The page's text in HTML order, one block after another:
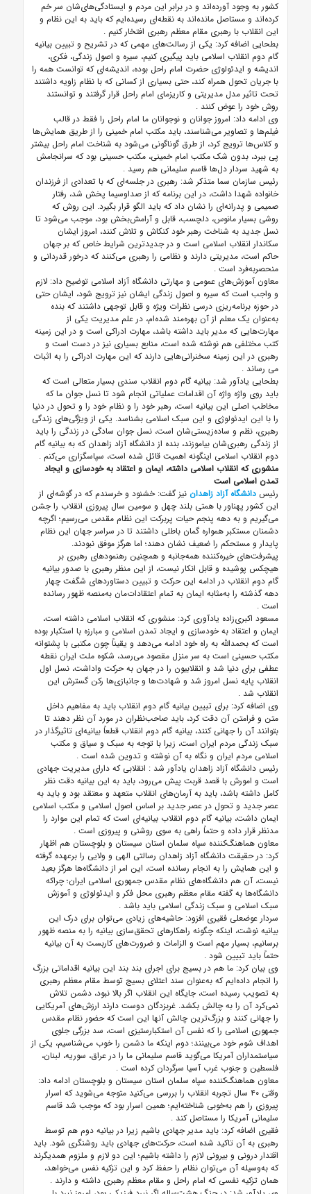
کشور به وجود آورده‌اند و در برابر این مردم و ایستادگی‌های‌شان سر خم
کرده‌اند و مستاصل مانده‌اند به نقطه‌ای رسیده‌ایم که باید به این نظام و
این انقلاب با رهبری مقام معظم رهبری افتخار کنیم .
بطحایی اضافه کرد: یکی از رسالت‌های مهمی که در تشریح و تبیین بیانیه
گام دوم انقلاب اسلامی باید پیگیری کنیم، سیره و اصول زندگی، فکری،
اندیشه و ایدئولوژی حضرت امام راحل بوده، اندیشه‌ای که توانست همه را
با جریان تحول همراه کند، حتی بسیاری از کسانی که با نظام زاویه داشتند
تحت تاثیر مدل مدیریتی و کاریزمای امام راحل قرار گرفتند و توانستند
روش خود را عوض کنند .
وی ادامه داد: امروز جوانان و نوجوانان ما امام راحل را فقط در قالب
فیلم‌ها و تصاویر می‌شناسند، باید مکتب امام خمینی را از طریق همایش‌ها
و کلاس‌ها ترویج کرد، از طرق گوناگونی می‌شود به شناخت امام راحل بیشتر
پی ببرد، بدون شک مکتب امام خمینی، مکتب حسینی بود که سرانجامش
به شهید سردار دل‌ها قاسم سلیمانی هم رسید .
رئیس سازمان سما متذکر شد: رهبری در جلسه‌ای که با تعدادی از فرزندان
خانواده شهدا داشت، در این برنامه که از صداوسیما پخش شد، رفتار
صمیمی و پدرانه‌ای را نشان داد که باید الگو قرار بگیرد. این روش که
روشی بسیار مانوس، دلچسب، قابل و آرامش‌بخش بود، موجب می‌شود تا
نسل جدید به شناخت رهبر خود کنکاش و تلاش کنند، امروز ایشان
سکاندار انقلاب اسلامی است و در جدیدترین شرایط خاص که بر جهان
حاکم است، مدیریتی دارند و نظامی را رهبری می‌کنند که درخور قدردانی و
منحصربه‌فرد است .
معاون آموزش‌های عمومی و مهارتی دانشگاه آزاد اسلامی توضیح داد: لازم
و واجب است که سیره و اصول زندگی ایشان نیز ترویج شود، ایشان حتی
در حوزه برنامه‌ریزی درسی نظرات ویژه و قابل توجهی داشتند که بنده
به‌عنوان یک معلم از آن بهره‌مند شده‌ام، در علم مدیریت یکی از
مهارت‌هایی که مدیر باید داشته باشد، مهارت ادراکی است و در این زمینه
کتب مختلفی هم نوشته شده است، منابع بسیاری نیز در دست است و
رهبری در این زمینه سخنرانی‌هایی دارند که این مهارت ادراکی را به اثبات
می رساند .
بطحایی یادآور شد: بیانیه گام دوم انقلاب سندی بسیار متعالی است که
باید روی واژه واژه آن اقدامات عملیاتی انجام شود تا نسل جوان ما که
مخاطب اصلی این بیانیه است، رهبر خود را و نظام خود را و تحول در دنیا
را با این ایدئولوژی و این سبک اسلامی بشناسد. یکی از ویژگی‌های زندگی
رهبری، نظم و ساده‌زیستی‌شان است، نسل جوان سادگی در زندگی را باید
از زندگی رهبری‌شان بیاموزند، بنده از دانشگاه آزاد زاهدان که به بیانیه گام
دوم انقلاب اسلامی اینگونه اهمیت قائل شده است، سپاسگزاری می‌کنم .
منشوری که انقلاب اسلامی داشته، ایمان و اعتقاد به خودسازی و ایجاد
تمدن اسلامی است
رئیس دانشگاه آزاد زاهدان نیز گفت: خشنود و خرسندم که در گوشه‌ای از
این کشور پهناور با همتی بلند چهل و سومین سال پیروزی انقلاب را جشن
می‌گیریم و به دهه پنجم حیات پربرکت این نظام مقدس می‌رسیم؛ اگرچه
دشمنان مستکبر همواره گمان باطلی داشتند تا در سراسر جهان این نظام
پایدار و مستحکم را ضعیف نشان دهند؛ اما هرگز موفق نبودند.
پیشرفت‌های خیره‌کننده همه‌جانبه و همچنین رهنمودهای رهبری بر
هیچکس پوشیده و قابل انکار نیست، از این منظر رهبری با صدور بیانیه
گام دوم انقلاب در ادامه این حرکت و تبیین دستاوردهای شگفت چهار
دهه گذشته را به‌مثابه ایمان به تمام اعتقادات‌مان به‌منصه ظهور رسانده
است .
مسعود اکبری‌زاده یادآوری کرد: منشوری که انقلاب اسلامی داشته است،
ایمان و اعتقاد به خودسازی و ایجاد تمدن اسلامی و مبارزه با استکبار بوده
است که بحمدالله به راه خود ادامه می‌دهد و یقیناً چون مکتبی با پشتوانه
مکتب حسینی است به سر منزل مقصود می‌رسد، شکوه ملت ایران نقطه
عطفی برای دنیا شد و انقلابیون را در جهان به حرکت واداشت، نسل اول
انقلاب پایه نسل امروز شد و شهادت‌ها و جانبازی‌ها رکن گسترش این
انقلاب شد .
وی اضافه کرد: برای تبیین بیانیه گام دوم انقلاب باید به مفاهیم داخل
متن و فرامتن آن دقت کرد، باید صاحب‌نظران در مورد آن نظر دهند تا
بتوانند آن را جهانی کنند، بیانیه گام دوم انقلاب قطعاً بیانیه‌ای تاثیرگذار در
سبک زندگی مردم ایران است، زیرا با توجه به سبک و سیاق و مکتب
اسلامی مردم ایران و نگاه به آن نوشته و تدوین شده است .
رئیس دانشگاه آزاد زاهدان یادآور شد : انقلابی که دارای مدیریت جهادی
است و امورش با قصد قربت پیش می‌رود، باید به این بیانیه دقت نظر
کامل داشته باشد، باید به آرمان‌های انقلاب متعهد و معتقد بود و باید به
عصر جدید و تحول در عصر جدید بر اساس اصول اسلامی و مکتب اسلامی
ایمان داشت، بیانیه گام دوم انقلاب بیانیه‌ای است که تمام این موارد را
مدنظر قرار داده و حتماً راهی به سوی روشنی و پیروزی است .
معاون هماهنگ‌کننده سپاه سلمان استان سیستان و بلوچستان هم اظهار
کرد: در حقیقت دانشگاه آزاد زاهدان رسالتی الهی و ولایی را برعهده گرفته
و این همایش را به انجام رسانده است، این امر از دانشگاه‌ها هرگز بعید
نیست، آن هم دانشگاه‌های نظام مقدس جمهوری اسلامی ایران؛ چراکه
دانشگاه‌ها به گفته مقام معظم رهبری محل فکر و ایدئولوژی و آموزش
سبک اسلامی و سبک زندگی اسلامی باید باشد .
سردار عوضعلی فقیری افزود: حاشیه‌های زیادی می‌توان برای درک این
بیانیه نوشت، اینکه چگونه راهکارهای تحقق‌سازی بیانیه را به منصه ظهور
برسانیم، بسیار مهم است و الزامات و ضرورت‌های کاربست به آن بیانیه
حتماً باید تبیین شود .
وی بیان کرد: ما هم در بسیج برای اجرای بند بند این بیانیه اقداماتی بزرگ
را انجام داده‌ایم که به‌عنوان سند اعتلای بسیج توسط مقام معظم رهبری
به تصویب رسیده است، جایگاه این انقلاب اگر بالا نبود، دشمن تلاش
نمی‌کرد آن را به چالش بکشد. غربزدگان دوست دارند ارزش‌های آمریکایی
را جهانی کنند و بزرگ‌ترین چالش آنها این است که حضور نظام مقدس
جمهوری اسلامی را که نفس آن استکبارستیزی است، سد بزرگی جلوی
اهداف شوم خود می‌بینند؛ دوم اینکه ما دشمن را خوب می‌شناسیم، یکی از
سیاستمداران آمریکا می‌گوید قاسم سلیمانی ما را در عراق، سوریه، لبنان،
فلسطین و جنوب غرب آسیا سرگردان کرده است .
معاون هماهنگ‌کننده سپاه سلمان استان سیستان و بلوچستان ادامه داد:
وقتی ۴۰ سال تجربه انقلاب را بررسی می‌کنید متوجه می‌شوید که اسرار
پیروزی را هم به‌خوبی شناخته‌ایم؛ همین اسرار بود که موجب شد قاسم
سلیمانی آمریکا را مستاصل کند .
فقیری اضافه کرد: باید مدیر جهادی باشیم زیرا در بیانیه دوم هم توسط
رهبری به آن تاکید شده است، حرکت‌های جهادی باید روشنگری شود. باید
اقتدار درونی و بیرونی لازم را داشته باشیم؛ این دو لازم و ملزوم همدیگرند
که به‌وسیله آن می‌توان نظام را حفظ کرد و این تزکیه نفس می‌خواهد،
همان تزکیه نفسی که امام راحل و مقام معظم رهبری داشته و دارند .